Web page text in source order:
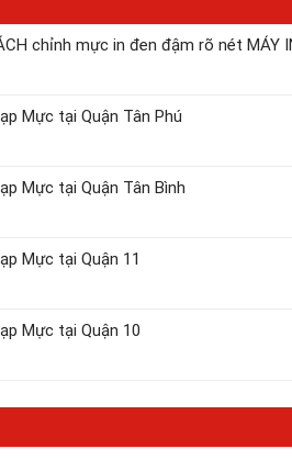
chỉnh mực in đen đậm rõ nét MÁY
Mực tại Quận Tân Phú
Mực tại Quận Tân Bình
Mực tại Quận 11
Mực tại Quận 10